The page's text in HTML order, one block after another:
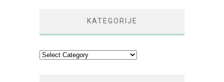
KATEGORIJE
Kategorije